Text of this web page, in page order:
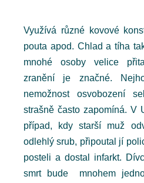
Využívá různé kovové
pouta apod. Chlad a tíha
mnohé osoby velice
zranění je značné.
nemožnost osvobození
strašně často zapomíná. V
případ, kdy starší muž
odlehlý srub, připoutal jí
posteli a dostal infarkt.
smrt bude mnohem